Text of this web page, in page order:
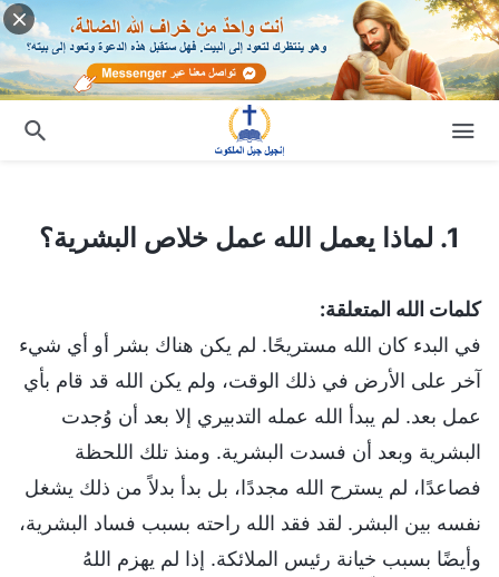
1. لماذا يعمل الله عمل خلاص البشرية؟
كلمات الله المتعلقة:
في البدء كان الله مستريحًا. لم يكن هناك بشر أو أي شيء
آخر على الأرض في ذلك الوقت، ولم يكن الله قد قام بأي
عمل بعد. لم يبدأ الله عمله التدبيري إلا بعد أن وُجدت
البشرية وبعد أن فسدت البشرية. ومنذ تلك اللحظة
فصاعدًا، لم يسترح الله مجددًا، بل بدأ بدلاً من ذلك يشغل
نفسه بين البشر. لقد فقد الله راحته بسبب فساد البشرية،
وأيضًا بسبب خيانة رئيس الملائكة. إذا لم يهزم اللهُ